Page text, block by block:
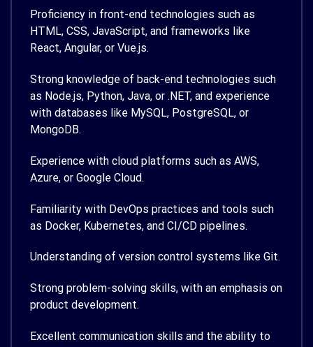
Proficiency in front-end technologies such as
HTML, CSS, JavaScript, and frameworks like
React, Angular, or Vue.js.
Strong knowledge of back-end technologies such
as Node.js, Python, Java, or .NET, and experience
with databases like MySQL, PostgreSQL, or
MongoDB.
Experience with cloud platforms such as AWS,
Azure, or Google Cloud.
Familiarity with DevOps practices and tools such
as Docker, Kubernetes, and CI/CD pipelines.
Understanding of version control systems like Git.
Strong problem-solving skills, with an emphasis on
product development.
Excellent communication skills and the ability to